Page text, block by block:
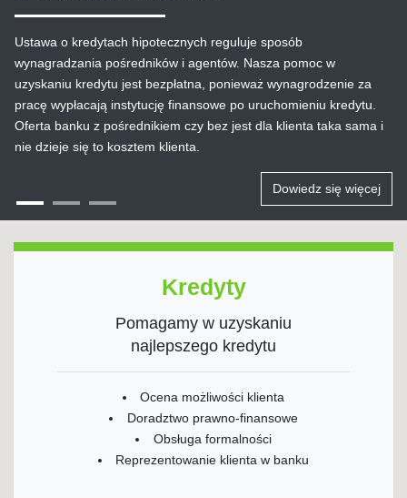
Ustawa o kredytach hipotecznych reguluje sposób
wynagradzania pośredników i agentów. Nasza pomoc w
uzyskaniu kredytu jest bezpłatna, ponieważ wynagrodzenie za
pracę wypłacają instytucję finansowe po uruchomieniu kredytu.
Oferta banku z pośrednikiem czy bez jest dla klienta taka sama i
nie dzieje się to kosztem klienta.
Dowiedz się więcej
Kredyty
Pomagamy w uzyskaniu
najlepszego kredytu
Ocena możliwości klienta
Doradztwo prawno-finansowe
Obsługa formalności
Reprezentowanie klienta w banku